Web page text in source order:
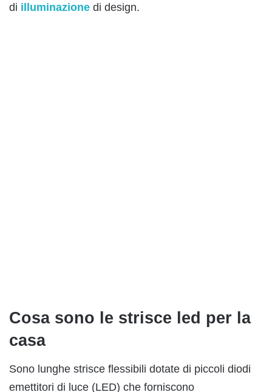
di illuminazione di design.
Cosa sono le strisce led per la
casa
Sono lunghe strisce flessibili dotate di piccoli diodi
emettitori di luce (LED) che forniscono